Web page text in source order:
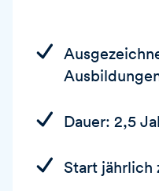
Dauer: 2,5
Start jährlich